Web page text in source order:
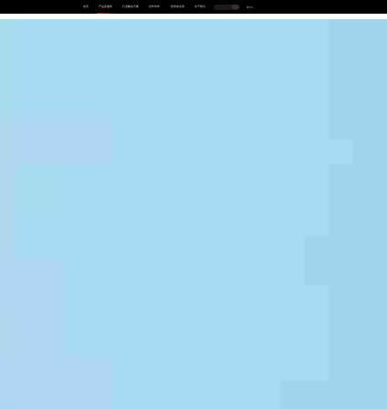
首页 产品及服务 行业解决方案 合作伙伴 投资者关系 关于我们 中EN